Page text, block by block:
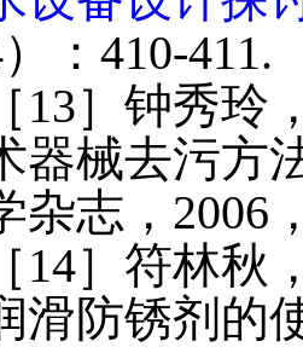
：410-411.
］钟秀玲，
器械去污方
杂志，2006
］符林秋，
滑防锈剂的